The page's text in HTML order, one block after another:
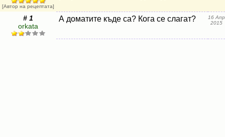
[Автор на рецептата]
# 1
orkata
А доматите къде са? Кога се слагат?
16 Апр
2015